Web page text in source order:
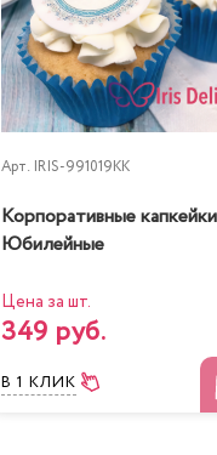
Тирамису
Арт. IRIS-991019KK
Корпоративные капкейки
Юбилейные
Цена за шт.
349 руб.
В 1 КЛИК